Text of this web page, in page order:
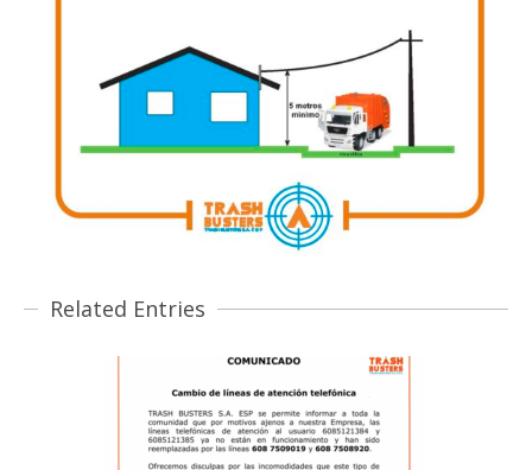
Related Entries
COMUNICADO – CAMBIO DE
LINEAS DE ATENCIÓN
TELEFÓNICA